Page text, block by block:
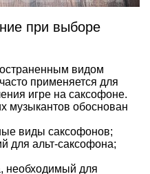
при выборе
видом
применяется для
игре на саксофоне.
музыкантов обоснован
виды саксофонов;
для альт-саксофона;
необходимый для